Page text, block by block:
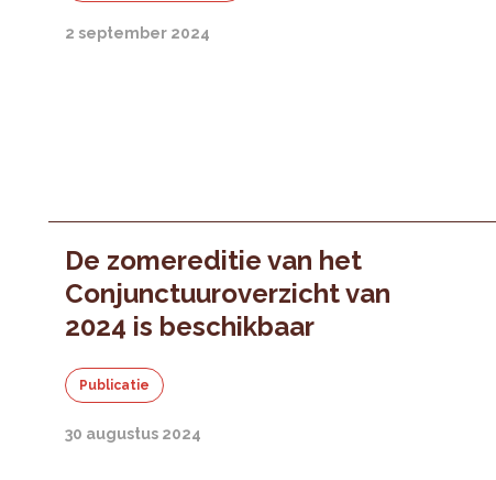
2 september 2024
De zomereditie van het
Conjunctuuroverzicht van
2024 is beschikbaar
Publicatie
30 augustus 2024